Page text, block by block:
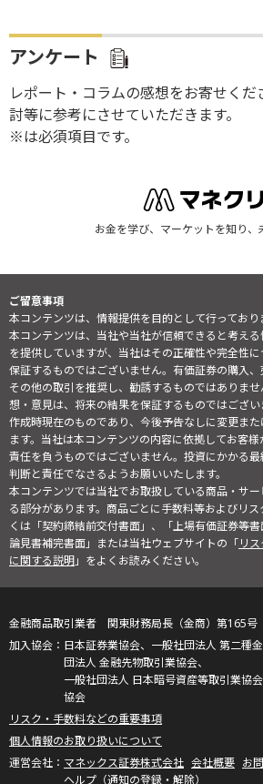
アンケート
レポート・コラムの感想をお寄せく
討等に参考にさせていただきます。
※は必須項目です。
お金を学び、マーケットを知り、
ご留意事項
本コンテンツは、情報提供を目的として行っており
本コンテンツは、当社や当社が信頼できると考え
を提供していますが、当社はその正確性や完全性
保証するものではございません。有価証券の購入、
その他の取引を推奨し、勧誘するものではありま
想・意見は、将来の結果を保証するものではござ
作成時現在のものであり、今後予告なしに変更ま
ます。当社は本コンテンツの内容に依拠してお客
責任を負うものではございません。投資にかかる
判断と責任でなさるようお願いいたします。
本コンテンツでは当社でお取扱している商品・サ
る部分があります。商品ごとに手数料等およびリ
くは「契約締結前交付書面」、「上場有価証券等
論見書補完書面」または当社ウェブサイトの「リ
に関する説明」をよくお読みください。
金融商品取引業者 関東財務局長（金商）第165号
日本証券業協会、一般社団法人 第二種
団法人 金融先物取引業協会、
一般社団法人 日本暗号資産等取引業協
協会
リスク・手数料などの重要事項
個人情報のお取り扱いについて
マネックス証券株式会社 会社概要 お
ヘルプ（通知の登録・解除）